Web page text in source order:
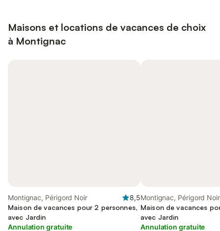
Maisons et locations de vacances de choix
à Montignac
Montignac, Périgord Noir
8,5
Maison de vacances pour 2 personnes,
avec Jardin
Annulation gratuite
Montignac, Périgord Noir
Maison de vacances
avec Jardin
Annulation gratuite